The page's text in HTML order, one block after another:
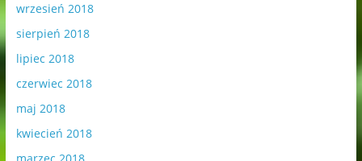
wrzesień 2018
sierpień 2018
lipiec 2018
czerwiec 2018
maj 2018
kwiecień 2018